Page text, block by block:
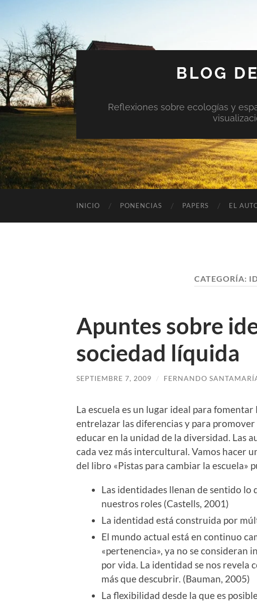
BLOG
Reflexiones sobre ecologías y
INICIO PONENCIAS PAPERS EL
CATEGORÍA:
Apuntes sobre
sociedad líquida
SEPTIEMBRE 7, 2009 / FERNANDO
La escuela es un lugar ideal para
entrelazar las diferencias y para
educar en la unidad de la diversidad. Las
cada vez más intercultural. Vamos hacer
del libro «Pistas para cambiar la
Las identidades llenan de sentido lo
nuestros roles (Castells, 2001)
La identidad está construida por
El mundo actual está en continuo
«pertenencia», ya no se consideran
por vida. La identidad se nos revela
más que descubrir. (Bauman, 2005)
La flexibilidad desde la que es